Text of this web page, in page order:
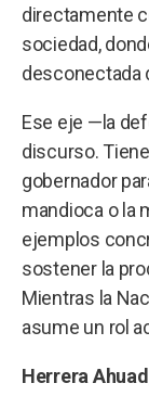
directamente
sociedad,
desconectada
Ese eje —la
discurso.
gobernador
mandioca o la
ejemplos
sostener la
Mientras la
asume un rol
Herrera Ahuad